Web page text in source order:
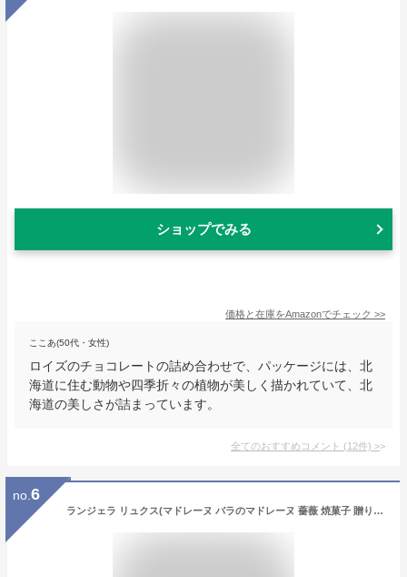
ショップでみる
価格と在庫をAmazonでチェック >>
ここあ(50代・女性)
ロイズのチョコレートの詰め合わせで、パッケージには、北
海道に住む動物や四季折々の植物が美しく描かれていて、北
海道の美しさが詰まっています。
全てのおすすめコメント (12件) >
no. 6
ランジェラ リュクス(マドレーヌ バラのマドレーヌ 薔薇 焼菓子 贈り物 ギフト フラワーギフト おしゃれ 可愛い お祝い 内祝い ブライダル)